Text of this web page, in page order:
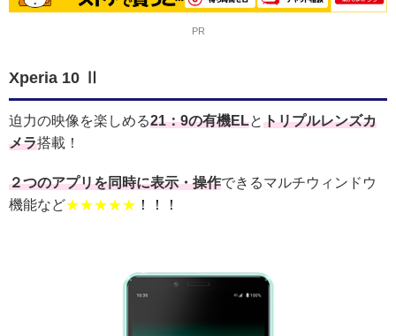
PR
Xperia 10 Ⅱ
迫力の映像を楽しめる21：9の有機ELとトリプルレンズカ
メラ搭載！
２つのアプリを同時に表示・操作できるマルチウィンドウ
機能など★★★★★ ！！！